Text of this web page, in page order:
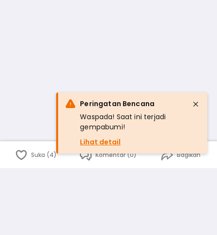
Suka (4) Komentar (0) Bagikan
Peringatan Bencana
Waspada! Saat ini terjadi
gempabumi!
Lihat detail